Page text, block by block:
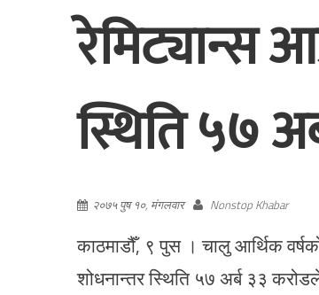
रेमिट्यान्स
स्थिति ५७
२०७५ पुष १०, मंगलवार Nonstop Khabar
काठमाडौँ, ९ पुस । चालु आर्थिक
शोधनान्तर स्थिति ५७ अर्ब ३३